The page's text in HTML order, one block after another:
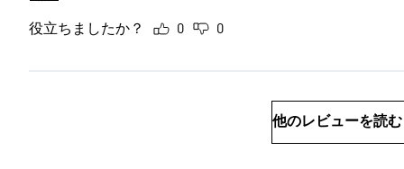
役立ちましたか？ 0 0
他のレビューを読む